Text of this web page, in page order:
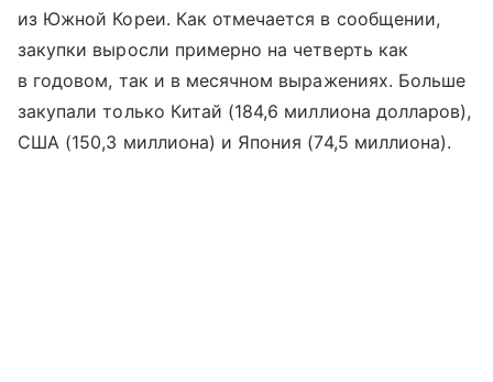
из Южной Кореи. Как отмечается в сообщении,
закупки выросли примерно на четверть как
в годовом, так и в месячном выражениях. Больше
закупали только Китай (184,6 миллиона долларов),
США (150,3 миллиона) и Япония (74,5 миллиона).